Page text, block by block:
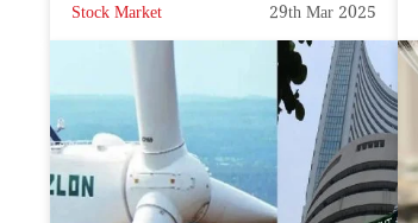
Stock Market 29th Mar 2025